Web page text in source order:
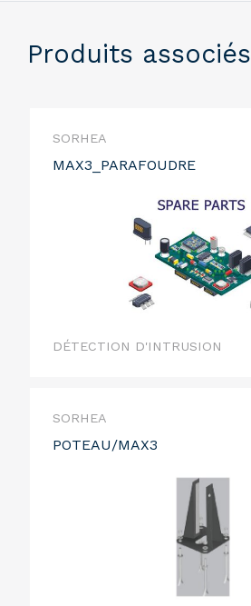
Produits associés
SORHEA
MAX3_PARAFOUDRE
DÉTECTION D'INTRUSION
SORHEA
POTEAU/MAX3